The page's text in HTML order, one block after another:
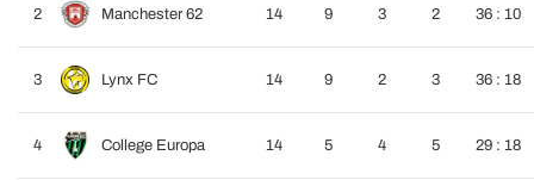
2 Manchester 62 14 9 3 2 36 : 10
3 Lynx FC 14 9 2 3 36 : 18
4 College Europa 14 5 4 5 29 : 18